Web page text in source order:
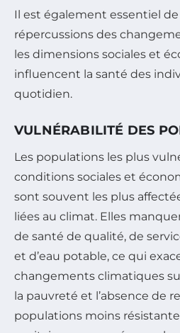
Il est également essentiel
répercussions des
les dimensions sociales et
influencent la santé des
quotidien.
VULNÉRABILITÉ DES
Les populations les plus
conditions sociales et
sont souvent les plus
liées au climat. Elles
de santé de qualité, de
et d’eau potable, ce qui
changements climatiques
la pauvreté et l’absence de
populations moins